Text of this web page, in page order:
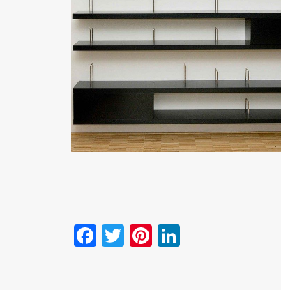
Facebook
TwitterPinterest